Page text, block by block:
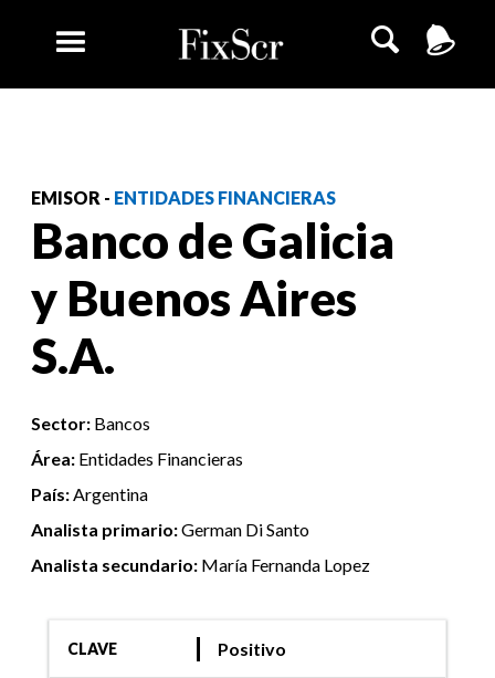
EMISOR - ENTIDADES FINANCIERAS
Banco de Galicia
y Buenos Aires
S.A.
Sector: Bancos
Área: Entidades Financieras
País:Argentina
Analista primario:German Di Santo
Analista secundario: María Fernanda Lopez
CLAVE Positivo